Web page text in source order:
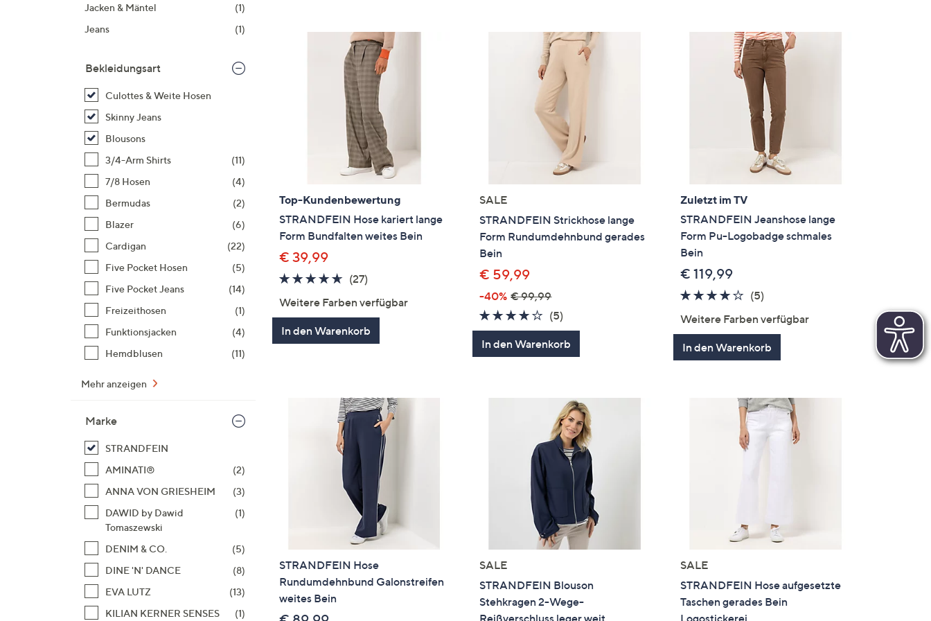
anzuzeigen.
Jacken & Mäntel
(1)
Jeans
(1)
Bekleidungsart
Culottes & Weite Hosen
Skinny Jeans
Blousons
3/4-Arm Shirts
(11)
7/8 Hosen
(4)
Bermudas
(2)
Blazer
(6)
Cardigan
(22)
Five Pocket Hosen
(5)
Five Pocket Jeans
(14)
Freizeithosen
(1)
Funktionsjacken
(4)
Hemdblusen
(11)
Mehr anzeigen
Marke
STRANDFEIN
AMINATI®
(2)
ANNA VON GRIESHEIM
(3)
DAWID by Dawid
Tomaszewski
(1)
DENIM & CO.
(5)
DINE 'N' DANCE
(8)
EVA LUTZ
(13)
KILIAN KERNER SENSES
(1)
Top-Kundenbewertung
STRANDFEIN Hose kariert lange
Form Bundfalten weites Bein
€ 39,99
4.6
5
(27)27
Weitere Farben verfügbar
In den Warenkorb
SALE
STRANDFEIN Strickhose lange
Form Rundumdehnbund gerades
Bein
€ 59,99
-40% € 99,99
4.0
von
5
(5)
Bewertungen
In den Warenkorb
Zuletzt im TV
STRANDFEIN Jeanshose lange
Form Pu-Logobadge schmales
Bein
€ 119,99
3.8
5
(5)
Weitere Farben verfügbar
In den Warenkorb
STRANDFEIN Hose
Rundumdehnbund Galonstreifen
weites Bein
SALE
STRANDFEIN Blouson
Stehkragen 2-Wege-
SALE
STRANDFEIN Hose aufgesetzte
Taschen gerades Bein